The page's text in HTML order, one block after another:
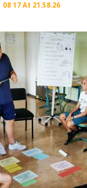
17 At 21.58.26